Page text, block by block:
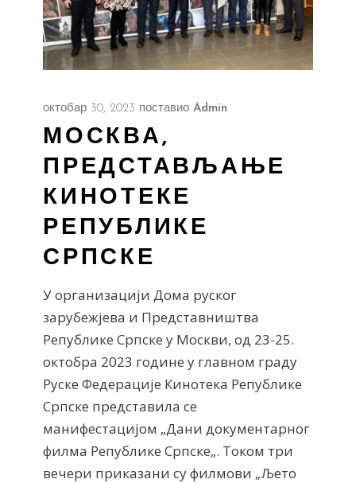
октобар 30, 2023 поставио Admin
МОСКВА,
ПРЕДСТАВЉАЊЕ
КИНОТЕКЕ
РЕПУБЛИКЕ
СРПСКЕ
У организацији Дома руског
зарубежјева и Представништва
Републике Српске у Москви, од 23-25.
октобра 2023 године у главном граду
Руске Федерације Кинотека Републике
Српске представила се
манифестацијом „Дани документарног
филма Републике Српске„. Током три
вечери приказани су филмови „Љето